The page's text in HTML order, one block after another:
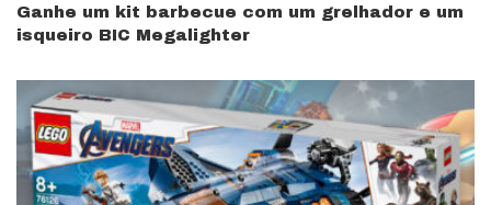
Ganhe um kit barbecue com um grelhador e um
isqueiro BIC Megalighter